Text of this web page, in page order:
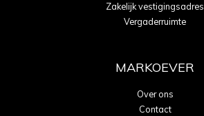
Zakelijk vestigingsadres
Vergaderruimte
MARKOEVER
Over ons
Contact